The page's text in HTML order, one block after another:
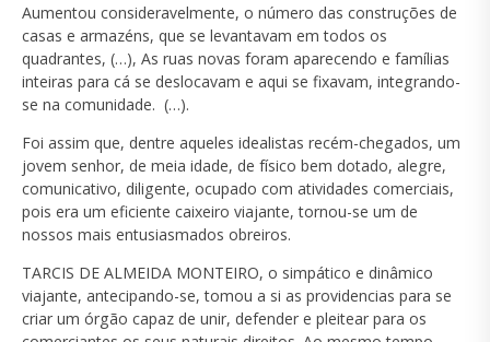
Aumentou consideravelmente, o número das construções de
casas e armazéns, que se levantavam em todos os
quadrantes, (…), As ruas novas foram aparecendo e famílias
inteiras para cá se deslocavam e aqui se fixavam, integrando-
se na comunidade. (…).
Foi assim que, dentre aqueles idealistas recém-chegados, um
jovem senhor, de meia idade, de físico bem dotado, alegre,
comunicativo, diligente, ocupado com atividades comerciais,
pois era um eficiente caixeiro viajante, tornou-se um de
nossos mais entusiasmados obreiros.
TARCIS DE ALMEIDA MONTEIRO, o simpático e dinâmico
viajante, antecipando-se, tomou a si as providencias para se
criar um órgão capaz de unir, defender e pleitear para os